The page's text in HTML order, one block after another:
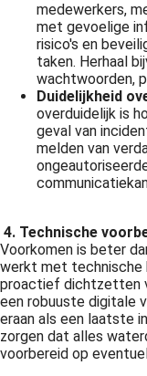
medewerkers,
met gevoelige
risico's en
taken. Herhaal
wachtwoorden,
Duidelijkheid
overduidelijk is
geval van
melden van
4. Technische
Voorkomen is beter
werkt met technische
proactief dichtzetten
een robuuste digitale
eraan als een laatste
zorgen dat alles
voorbereid op